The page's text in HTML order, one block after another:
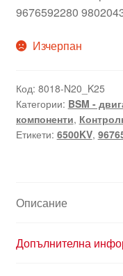
9676592280
Изчерпан
Код: 8018-N20_K25
Категории: BSM -
компоненти,
Етикети: 6500KV,
Описание
Допълнителна